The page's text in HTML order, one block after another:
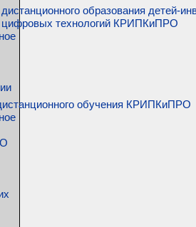
образования детей-
цифровых технологий КРИПКиПРО
обучения КРИПКиПРО